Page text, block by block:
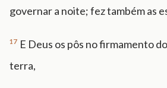
governar a noite; fez também as
17 E Deus os pôs no firmamento
terra,